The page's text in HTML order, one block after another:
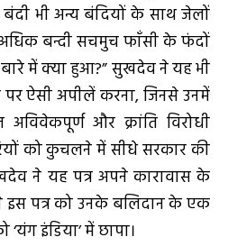
भी अन्य बंदियों के साथ जेलों
बन्दी सचमुच फाँसी के फंदों
में क्या हुआ?” सुखदेव ने यह भी
ऐसी अपीलें करना, जिनसे उनमें
अविवेकपूर्ण और क्रांति विरोधी
को कुचलने में सीधे सरकार की
ने यह पत्र अपने कारावास के
इस पत्र को उनके बलिदान के एक
इंडिया’ में छापा।